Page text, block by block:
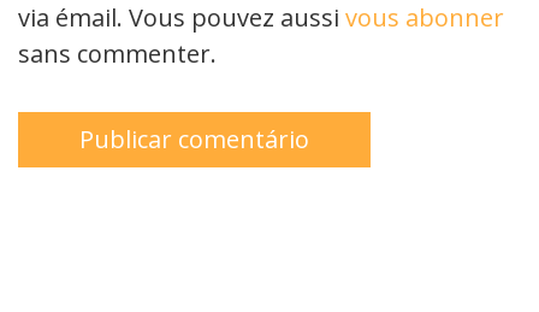
via émail. Vous pouvez aussi vous abonner
sans commenter.